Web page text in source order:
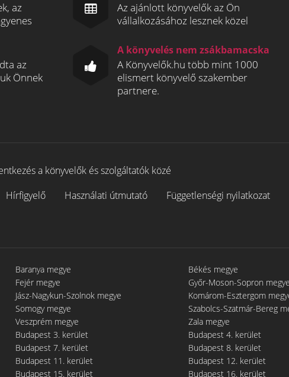
az
Az ajánlott könyvelők az Ön
vállalkozásához lesznek közel
az
Önnek
A könyvelés nem zsákbamacska
A Könyvelők.hu több mint 1000
elismert könyvelő szakember
partnere.
a könyvelők és szolgáltatók közé
Hírfigyelő Használati útmutató
Függetlenségi nyilatkozat
Baranya megye Békés megye
Fejér megye Győr-Moson-Sopron megye
Jász-Nagykun-Szolnok megye Komárom-Esztergom
Somogy megye Szabolcs-Szatmár-Bereg
Veszprém megye Zala megye
Budapest 3. kerület Budapest 4. kerület
Budapest 7. kerület Budapest 8. kerület
Budapest 11. kerület Budapest 12. kerület
Budapest 15. kerület Budapest 16. kerület